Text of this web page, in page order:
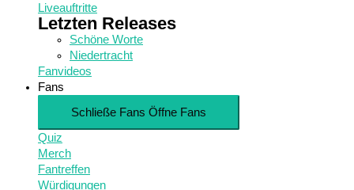
Liveauftritte
Letzten Releases
Schöne Worte
Niedertracht
Fanvideos
Fans
Schließe Fans Öffne Fans
Quiz
Merch
Fantreffen
Würdigungen